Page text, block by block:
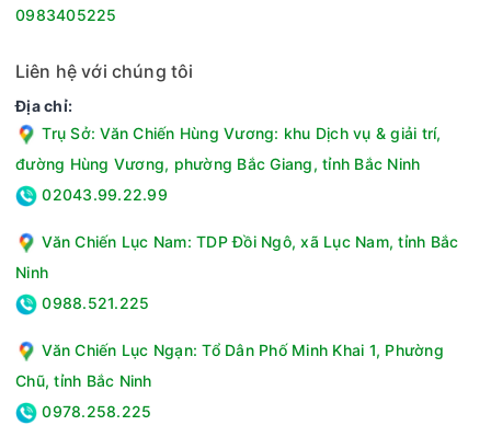
0983405225
Liên hệ với chúng tôi
Địa chỉ:
Trụ Sở: Văn Chiến Hùng Vương: khu Dịch vụ & giải trí,
đường Hùng Vương, phường Bắc Giang, tỉnh Bắc Ninh
02043.99.22.99
Văn Chiến Lục Nam: TDP Đồi Ngô, xã Lục Nam, tỉnh Bắc
Ninh
0988.521.225
Văn Chiến Lục Ngạn: Tổ Dân Phố Minh Khai 1, Phường
Chũ, tỉnh Bắc Ninh
0978.258.225